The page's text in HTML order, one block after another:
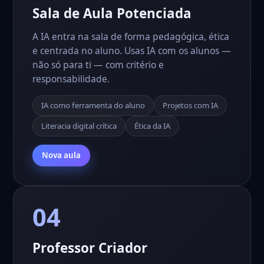
Sala de Aula Potenciada
A IA entra na sala de forma pedagógica, ética
e centrada no aluno. Usas IA com os alunos —
não só para ti — com critério e
responsabilidade.
IA como ferramenta do aluno
Projetos com IA
Literacia digital crítica
Ética da IA
Nova aula
04
Professor Criador